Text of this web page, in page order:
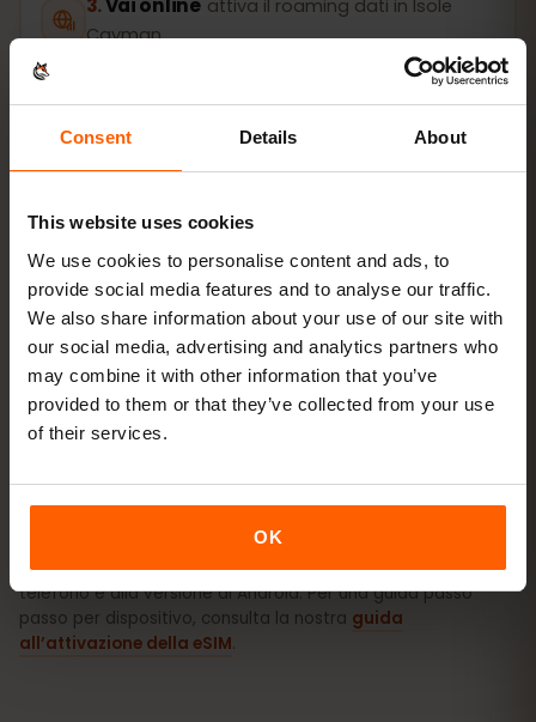
Consent Details About
This website uses cookies
We use cookies to personalise content and ads, to
provide social media features and to analyse our traffic.
We also share information about your use of our site with
our social media, advertising and analytics partners who
may combine it with other information that you’ve
provided to them or that they’ve collected from your use
of their services.
OK
Vai online attiva il roaming dati in Isole
Cayman
La configurazione richiede solo 2 minuti: iPhone
Impostazioni → Cellulare → Aggiungi eSIM, Android
compatibilità
Come attivare la eSIM su iPhone (iOS)
(Samsung, Pixel e simili)
I nomi esatti dei menu possono variare in base al modello di
telefono e alla versione di Android. Per una guida passo
passo per dispositivo, consulta la nostra guida
all’attivazione della eSIM.